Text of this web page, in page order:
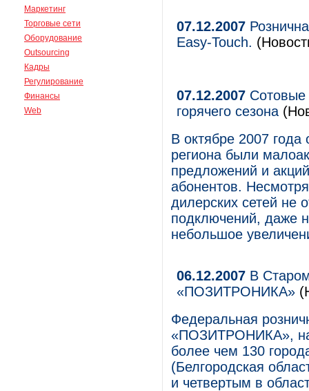
Маркетинг
Торговые сети
Оборудование
Outsourcing
Кадры
Регулирование
Финансы
Web
07.12.2007
Easy-Touch.
07.12.2007
горячего сезона
В октябре 2007 года
региона были
предложений и
абонентов.
дилерских сетей не
подключений, даже
небольшое
06.12.2007 В
«ПОЗИТРОНИКА»
Федеральная
«ПОЗИТРОНИКА»,
более чем 130
(Белгородская
и четвертым в